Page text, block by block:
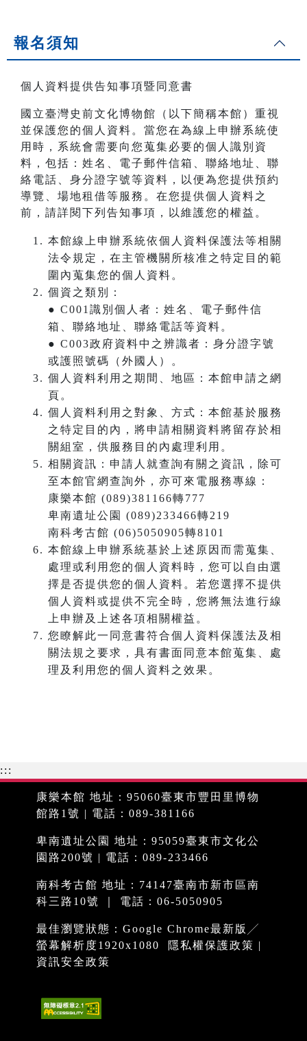
報名須知
個人資料提供告知事項暨同意書
國立臺灣史前文化博物館（以下簡稱本館）重視
並保護您的個人資料。當您在為線上申辦系統使
用時，系統會需要向您蒐集必要的個人識別資
料，包括：姓名、電子郵件信箱、聯絡地址、聯
絡電話、身分證字號等資料，以便為您提供預約
導覽、場地租借等服務。在您提供個人資料之
前，請詳閱下列告知事項，以維護您的權益。
本館線上申辦系統依個人資料保護法等相關
法令規定，在主管機關所核准之特定目的範
圍內蒐集您的個人資料。
個資之類別：
● C001識別個人者：姓名、電子郵件信
箱、聯絡地址、聯絡電話等資料。
● C003政府資料中之辨識者：身分證字號
或護照號碼（外國人）。
個人資料利用之期間、地區：本館申請之網
頁。
個人資料利用之對象、方式：本館基於服務
之特定目的內，將申請相關資料將留存於相
關組室，供服務目的內處理利用。
相關資訊：申請人就查詢有關之資訊，除可
至本館官網查詢外，亦可來電服務專線：
康樂本館 (089)381166轉777
卑南遺址公園 (089)233466轉219
南科考古館 (06)5050905轉8101
本館線上申辦系統基於上述原因而需蒐集、
處理或利用您的個人資料時，您可以自由選
擇是否提供您的個人資料。若您選擇不提供
個人資料或提供不完全時，您將無法進行線
上申辦及上述各項相關權益。
您瞭解此一同意書符合個人資料保護法及相
關法規之要求，具有書面同意本館蒐集、處
理及利用您的個人資料之效果。
:::
康樂本館 地址：95060臺東市豐田里博物
館路1號 | 電話：089-381166
卑南遺址公園 地址：95059臺東市文化公
園路200號 | 電話：089-233466
南科考古館 地址：74147臺南市新市區南
科三路10號 ｜ 電話：06-5050905
最佳瀏覽狀態：Google Chrome最新版╱
螢幕解析度1920x1080
隱私權保護政策 |
資訊安全政策